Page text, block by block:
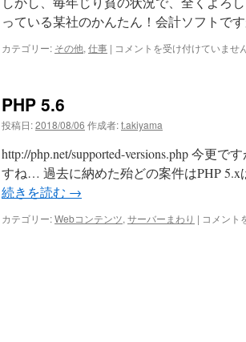
っている某社のかんたん！会計ソフトで
カテゴリー: その他, 仕事 | 決
コメントを受け付けていませ
PHP 5.6
投稿日:2018/08/06 作成者:t.akiyama
http://php.net/supported-versions.php 今更
すね… 過去に納めた殆どの案件はPHP
続きを読む →
カテゴリー:Webコンテンツ, サーバーまわり | PHP
コメント